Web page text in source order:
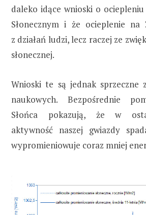
daleko idące wnioski o ociepleniu
Słonecznym i że ocieplenie
z działań ludzi, lecz raczej ze
słonecznej.
Wnioski te są jednak sprzeczne
naukowych. Bezpośrednie
Słońca pokazują, że w
aktywność naszej gwiazdy
wypromieniowuje coraz mniej